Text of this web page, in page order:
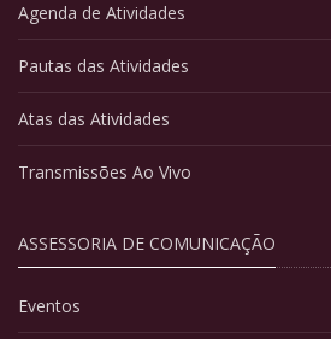
Agenda de Atividades
Pautas das Atividades
Atas das Atividades
Transmissões Ao Vivo
ASSESSORIA DE COMUNICAÇÃO
Eventos